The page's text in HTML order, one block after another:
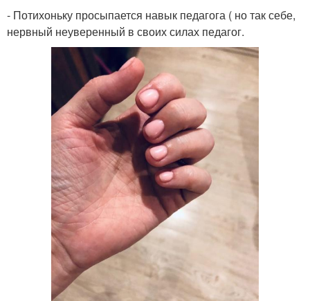
- Потихоньку просыпается навык педагога ( но так себе,
нервный неуверенный в своих силах педагог.